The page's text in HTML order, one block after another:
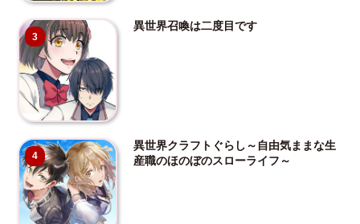
3
異世界召喚は二度目です
4
異世界クラフトぐらし～自由気ままな生
産職のほのぼのスローライフ～